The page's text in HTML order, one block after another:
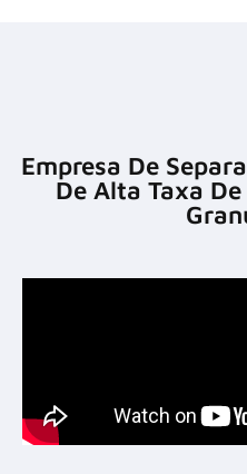
Empresa De
De Alta Taxa